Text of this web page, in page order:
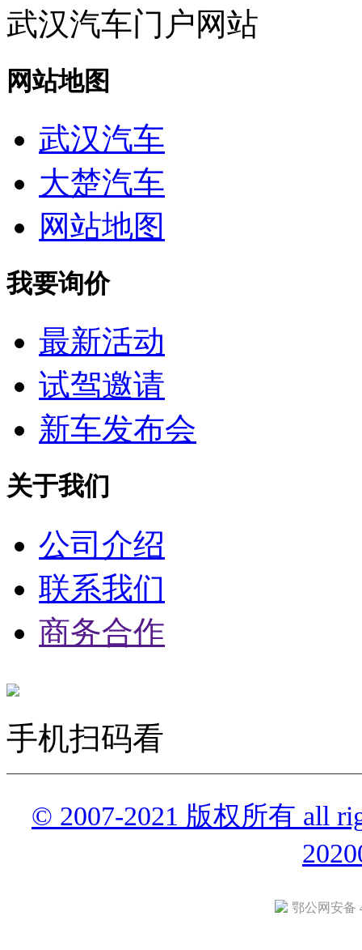
武汉汽车门户网站
网站地图
武汉汽车
大楚汽车
网站地图
我要询价
最新活动
试驾邀请
新车发布会
关于我们
公司介绍
联系我们
商务合作
手机扫码看
© 2007-2021 版权所有 all
鄂公网安备